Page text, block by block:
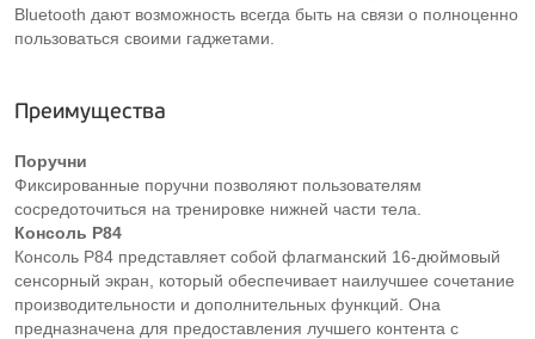
Bluetooth дают возможность всегда быть на связи о полноценно
пользоваться своими гаджетами.
Преимущества
Поручни
Фиксированные поручни позволяют пользователям
сосредоточиться на тренировке нижней части тела.
Консоль P84
Консоль P84 представляет собой флагманский 16-дюймовый
сенсорный экран, который обеспечивает наилучшее сочетание
производительности и дополнительных функций. Она
предназначена для предоставления лучшего контента с